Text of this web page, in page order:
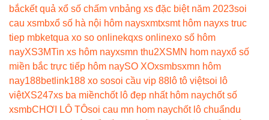
bắckết quả xổ số chấm vnbảng xs đặc biệt năm 2023soi
cau xsmbxổ số hà nội hôm naysxmtxsmt hôm nayxs truc
tiep mbketqua xo so onlinekqxs onlinexo số hôm
nayXS3MTin xs hôm nayxsmn thu2XSMN hom nayxổ số
miền bắc trực tiếp hôm naySO XOxsmbsxmn hôm
nay188betlink188 xo sosoi cầu vip 88 lô tô việtsoi lô
việtXS247xs ba miềnchốt lô đẹp nhất hôm naychốt số
xsmbCHƠI LÔ TÔsoi cau mn hom naychốt lô chuẩndu